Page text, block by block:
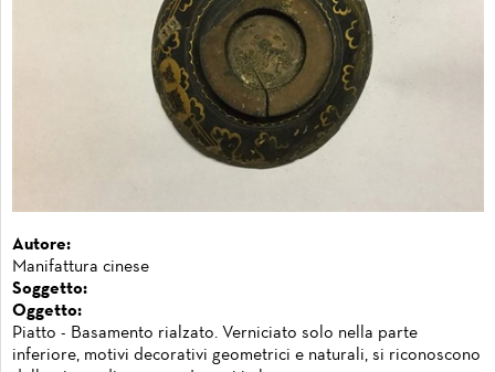
Autore:
Manifattura cinese
Soggetto:
Oggetto:
Piatto - Basamento rialzato. Verniciato solo nella parte
inferiore, motivi decorativi geometrici e naturali, si riconoscono